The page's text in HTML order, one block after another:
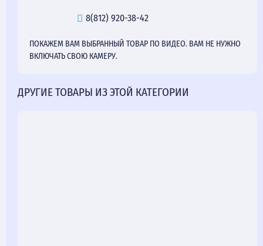
8(812) 920-38-42
ПОКАЖЕМ ВАМ ВЫБРАННЫЙ ТОВАР ПО ВИДЕО. ВАМ НЕ НУЖНО
ВКЛЮЧАТЬ СВОЮ КАМЕРУ.
ДРУГИЕ ТОВАРЫ ИЗ ЭТОЙ КАТЕГОРИИ